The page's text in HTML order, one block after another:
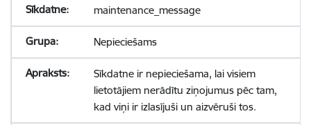
maintenance_message
Nepieciešams
Sīkdatne ir nepieciešama, lai visiem
lietotājiem nerādītu ziņojumus pēc tam,
kad viņi ir izlasījuši un aizvēruši tos.